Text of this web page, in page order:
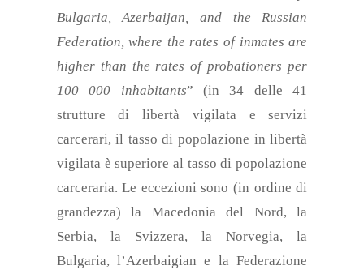
Bulgaria, Azerbaijan, and the Russian
Federation, where the rates of inmates are
higher than the rates of probationers per
100 000 inhabitants” (in 34 delle 41
strutture di libertà vigilata e servizi
carcerari, il tasso di popolazione in libertà
vigilata è superiore al tasso di popolazione
carceraria. Le eccezioni sono (in ordine di
grandezza) la Macedonia del Nord, la
Serbia, la Svizzera, la Norvegia, la
Bulgaria, l’Azerbaigian e la Federazione